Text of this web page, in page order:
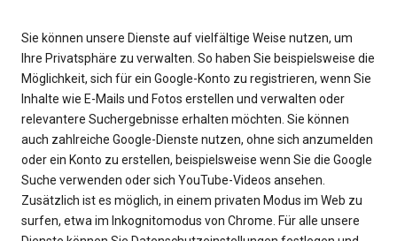
Sie können unsere Dienste auf vielfältige Weise nutzen, um
Ihre Privatsphäre zu verwalten. So haben Sie beispielsweise die
Möglichkeit, sich für ein Google-Konto zu registrieren, wenn Sie
Inhalte wie E-Mails und Fotos erstellen und verwalten oder
relevantere Suchergebnisse erhalten möchten. Sie können
auch zahlreiche Google-Dienste nutzen, ohne sich anzumelden
oder ein Konto zu erstellen, beispielsweise wenn Sie die Google
Suche verwenden oder sich YouTube-Videos ansehen.
Zusätzlich ist es möglich, in einem privaten Modus im Web zu
surfen, etwa im Inkognitomodus von Chrome. Für alle unsere